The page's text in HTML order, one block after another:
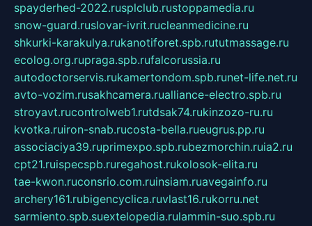
spayderhed-2022.rusplclub.rustoppamedia.ru
snow-guard.ruslovar-ivrit.rucleanmedicine.ru
shkurki-karakulya.rukanotiforet.spb.rututmassage.ru
ecolog.org.rupraga.spb.rufalcorussia.ru
autodoctorservis.rukamertondom.spb.runet-life.net.ru
avto-vozim.rusakhcamera.rualliance-electro.spb.ru
stroyavt.rucontrolweb1.rutdsak74.rukinzozo-ru.ru
kvotka.ruiron-snab.rucosta-bella.rueugrus.pp.ru
associaciya39.ruprimexpo.spb.rubezmorchin.ruia2.ru
cpt21.ruispecspb.ruregahost.rukolosok-elita.ru
tae-kwon.ruconsrio.com.ruinsiam.ruavegainfo.ru
archery161.rubigencyclica.ruvlast16.rukorru.net
sarmiento.spb.suextelopedia.rulammin-suo.spb.ru